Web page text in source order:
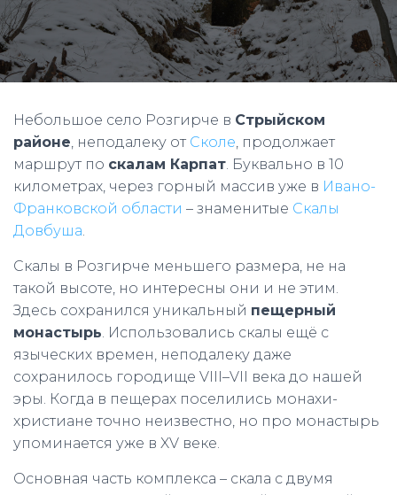
Н
В
И
Г
Небольшое село Розгирче в Стрыйском
районе, неподалеку от Сколе, продолжает
маршрут по скалам Карпат. Буквально в 10
километрах, через горный массив уже в Ивано-
Франковской области – знаменитые Скалы
Довбуша.
Скалы в Розгирче меньшего размера, не на
такой высоте, но интересны они и не этим.
Здесь сохранился уникальный пещерный
монастырь. Использовались скалы ещё с
языческих времен, неподалеку даже
сохранилось городище VIII–VII века до нашей
эры. Когда в пещерах поселились монахи-
христиане точно неизвестно, но про монастырь
упоминается уже в XV веке.
Основная часть комплекса – скала с двумя